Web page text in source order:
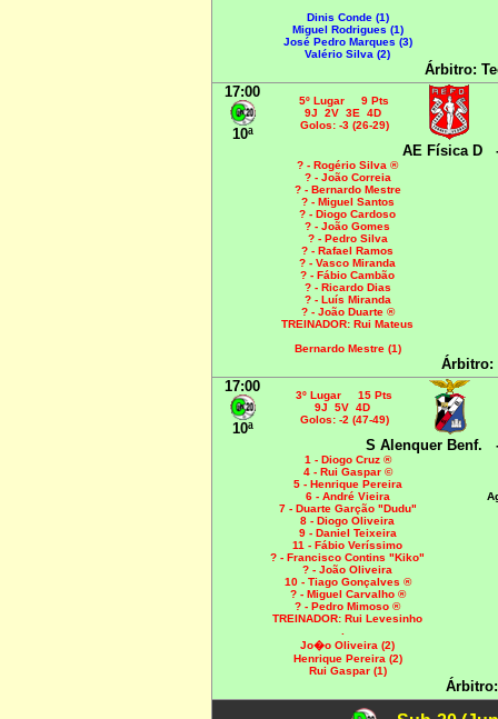
Dinis Conde (1)
Miguel Rodrigues (1)
José Pedro Marques (3)
Valério Silva (2)
Árbitro:
17:00
10ª
5º Lugar 9 Pts
9J 2V 3E 4D
Golos: -3 (26-29)
AE Física D
? - Rogério Silva ®
? - João Correia
? - Bernardo Mestre
? - Miguel Santos
? - Diogo Cardoso
? - João Gomes
? - Pedro Silva
? - Rafael Ramos
? - Vasco Miranda
? - Fábio Cambão
? - Ricardo Dias
? - Luís Miranda
? - João Duarte ®
TREINADOR: Rui Mateus
Bernardo Mestre (1)
Árbitro:
17:00
10ª
3º Lugar 15 Pts
9J 5V 4D
Golos: -2 (47-49)
S Alenquer Benf.
1 - Diogo Cruz ®
4 - Rui Gaspar ©
5 - Henrique Pereira
6 - André Vieira
7 - Duarte Garção "Dudu"
8 - Diogo Oliveira
9 - Daniel Teixeira
11 - Fábio Veríssimo
? - Francisco Contins "Kiko"
? - João Oliveira
10 - Tiago Gonçalves ®
? - Miguel Carvalho ®
? - Pedro Mimoso ®
TREINADOR: Rui Levesinho
Jo�o Oliveira (2)
Henrique Pereira (2)
Rui Gaspar (1)